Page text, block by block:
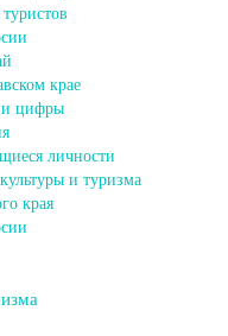
крае
цифры
личности
и туризма
края